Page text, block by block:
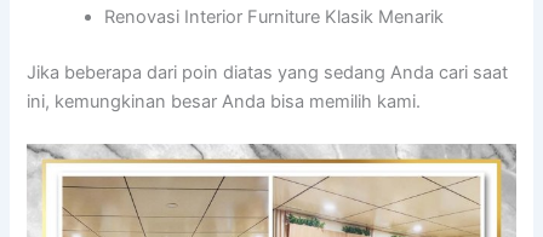
Renovasi Interior Furniture Klasik Menarik
Jika beberapa dari poin diatas yang sedang Anda cari saat
ini, kemungkinan besar Anda bisa memilih kami.